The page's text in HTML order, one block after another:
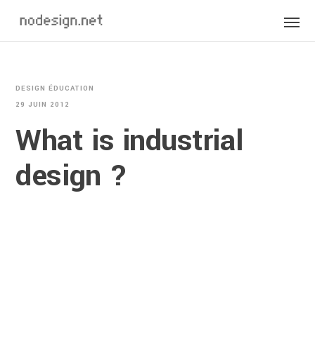
DESIGN ÉDUCATION
29 JUIN 2012
What is industrial
design ?